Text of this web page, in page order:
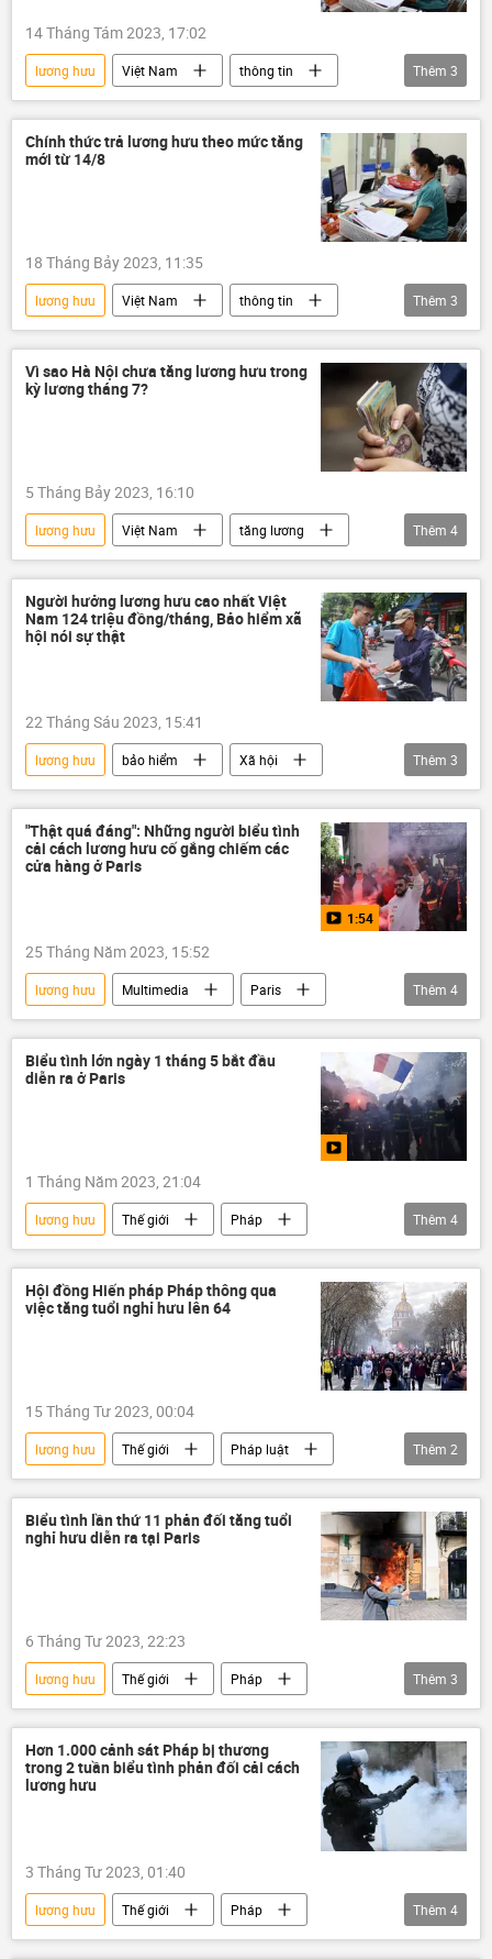
14 Tháng Tám 2023, 17:02
lương hưu Việt Nam
thông tin
luật lao động
người lao động
bảo hiểm
Thêm 3
Chính thức trả lương hưu theo mức tăng
mới từ 14/8
18 Tháng Bảy 2023, 11:35
lương hưu Việt Nam
thông tin
lương
nghỉ hưu bảo hiểm
Thêm 3
Vì sao Hà Nội chưa tăng lương hưu trong
kỳ lương tháng 7?
5 Tháng Bảy 2023, 16:10
lương hưu Việt Nam
tăng lương
thông tin
Chính sách
bảo hiểm
trợ cấp xã hội
Thêm 4
Người hưởng lương hưu cao nhất Việt
Nam 124 triệu đồng/tháng, Bảo hiểm xã
hội nói sự thật
22 Tháng Sáu 2023, 15:41
lương hưu bảo hiểm
Xã hội
Việt Nam
Bộ Lao động - Thương binh và Xã hội
người lao động
Thêm 3
"Thật quá đáng": Những người biểu tình
cải cách lương hưu cố gắng chiếm các
cửa hàng ở Paris
1:54
25 Tháng Năm 2023, 15:52
lương hưu Multimedia
Paris
Video
Emmanuel Macron
Thế giới
cuộc biểu tình
Thêm 4
Biểu tình lớn ngày 1 tháng 5 bắt đầu
diễn ra ở Paris
1 Tháng Năm 2023, 21:04
lương hưu Thế giới
Pháp
cuộc biểu tình
Xã hội
Chính trị
Pháp luật
Thêm 4
Hội đồng Hiến pháp Pháp thông qua
việc tăng tuổi nghỉ hưu lên 64
15 Tháng Tư 2023, 00:04
lương hưu Thế giới
Pháp luật
Pháp
nghỉ hưu
Thêm 2
Biểu tình lần thứ 11 phản đối tăng tuổi
nghỉ hưu diễn ra tại Paris
6 Tháng Tư 2023, 22:23
lương hưu Thế giới
Pháp
Chính sách
cuộc biểu tình Xã hội
Thêm 3
Hơn 1.000 cảnh sát Pháp bị thương
trong 2 tuần biểu tình phản đối cải cách
lương hưu
3 Tháng Tư 2023, 01:40
lương hưu Thế giới
Pháp
Xã hội
cuộc biểu tình
Thời sự
Thêm 4